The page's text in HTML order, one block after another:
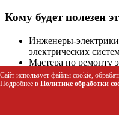
Кому будет полезен
Инженеры-электрики
электрических
Мастера по ремонту
Любители
Сайт использует файлы cookie,
Подробнее в Политике обработки